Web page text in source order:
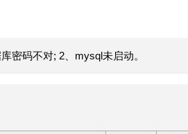
密码不对; 2、mysql未启动。